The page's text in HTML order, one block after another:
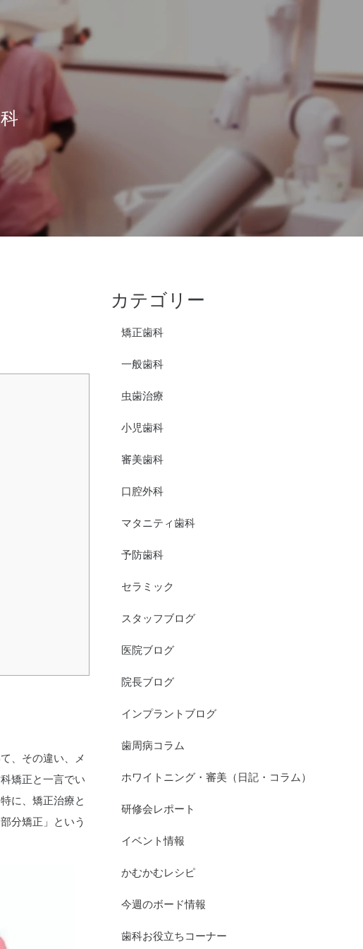
、その違い、メ
矯正と一言でい
に、矯正治療と
分矯正」という
カテゴリー
矯正歯科
一般歯科
虫歯治療
小児歯科
審美歯科
口腔外科
マタニティ歯科
予防歯科
セラミック
スタッフブログ
医院ブログ
院長ブログ
インプラントブログ
歯周病コラム
ホワイトニング・審美（日記・コラム）
研修会レポート
イベント情報
かむかむレシピ
今週のボード情報
歯科お役立ちコーナー